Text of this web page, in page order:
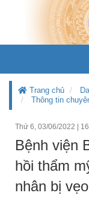
Trang chủ
Thông tin
Thứ 6, 03/06/2022
Bệnh viện
hồi thẩm
nhân bị